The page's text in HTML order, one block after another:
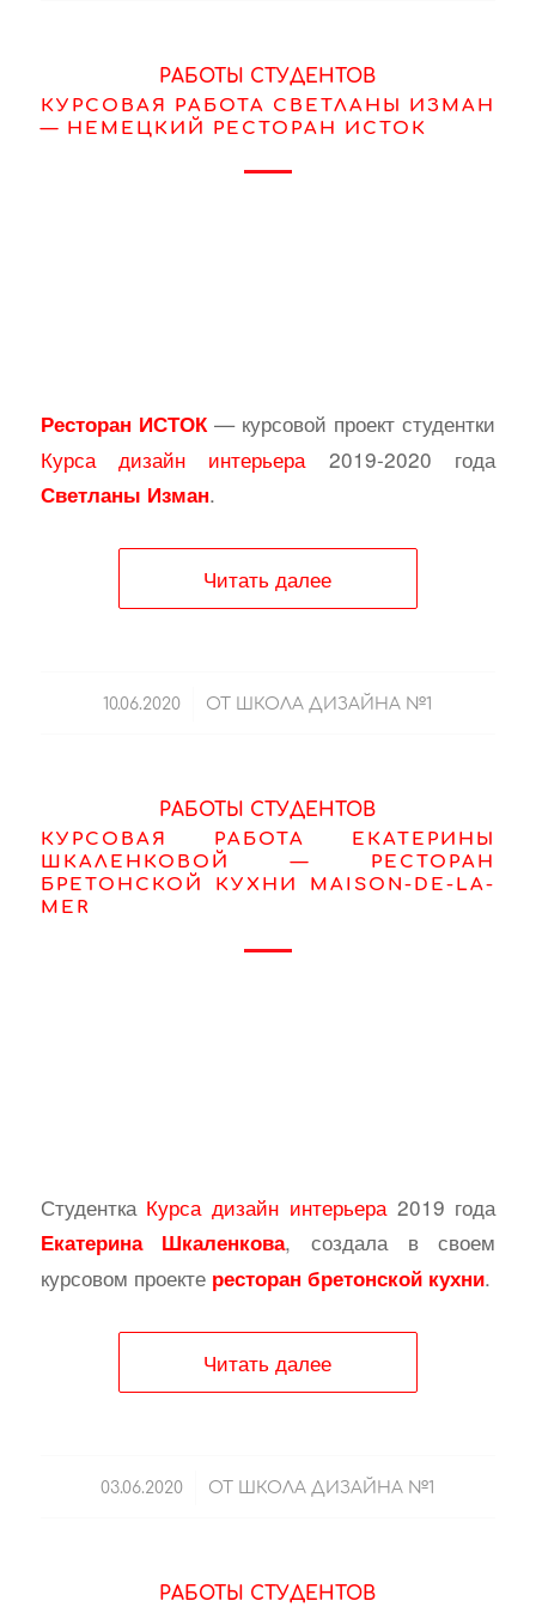
РАБОТЫ СТУДЕНТОВ
КУРСОВАЯ РАБОТА СВЕТЛАНЫ ИЗМАН
— НЕМЕЦКИЙ РЕСТОРАН ИСТОК
Ресторан ИСТОК— курсовой проект студентки
Курса дизайн интерьера2019-2020 года
Светланы Изман.
Читать далее
10.06.2020
/ ОТ ШКОЛА ДИЗАЙНА №1
РАБОТЫ СТУДЕНТОВ
КУРСОВАЯ РАБОТА ЕКАТЕРИНЫ
ШКАЛЕНКОВОЙ — РЕСТОРАН
БРЕТОНСКОЙ КУХНИ MAISON-DE-LA-
MER
Студентка Курса дизайн интерьера2019 года
Екатерина Шкаленкова, создала в своем
курсовом проекте ресторан бретонской кухни.
Читать далее
03.06.2020
/ ОТ ШКОЛА ДИЗАЙНА №1
РАБОТЫ СТУДЕНТОВ